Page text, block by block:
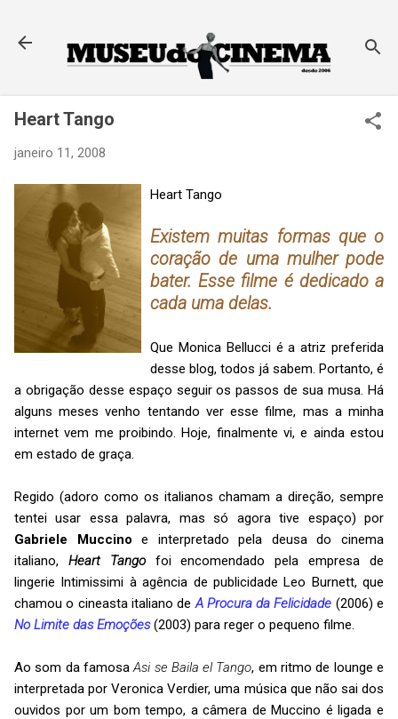
Heart Tango
janeiro 11, 2008
Heart Tango
Existem muitas formas que o
coração de uma mulher pode
bater. Esse filme é dedicado a
cada uma delas.
Que Monica Bellucci é a atriz preferida
desse blog, todos já sabem. Portanto, é
a obrigação desse espaço seguir os passos de sua musa. Há
alguns meses venho tentando ver esse filme, mas a minha
internet vem me proibindo. Hoje, finalmente vi, e ainda estou
em estado de graça.
Regido (adoro como os italianos chamam a direção, sempre
tentei usar essa palavra, mas só agora tive espaço) por
Gabriele Muccino e interpretado pela deusa do cinema
italiano, Heart Tangofoi encomendado pela empresa de
lingerie Intimissimi à agência de publicidade Leo Burnett, que
chamou o cineasta italiano deA Procura da Felicidade (2006) e
No Limite das Emoções (2003) para reger o pequeno filme.
Ao som da famosaAsi se Baila el Tango, em ritmo de lounge e
interpretada por Veronica Verdier, uma música que não sai dos
ouvidos por um bom tempo, a câmera de Muccino é ligada e